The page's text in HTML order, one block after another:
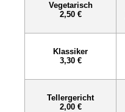
Vegetarisch
2,50 €
Klassiker
3,30 €
Tellergericht
2,00 €